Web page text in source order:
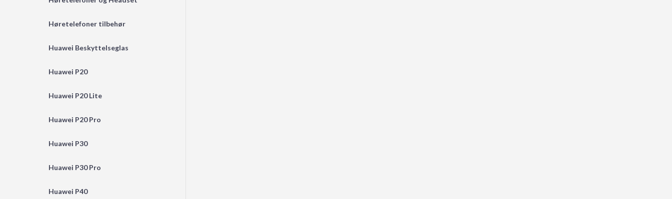
Høretelefoner tilbehør
Huawei Beskyttelseglas
Huawei P20
Huawei P20 Lite
Huawei P20 Pro
Huawei P30
Huawei P30 Pro
Huawei P40